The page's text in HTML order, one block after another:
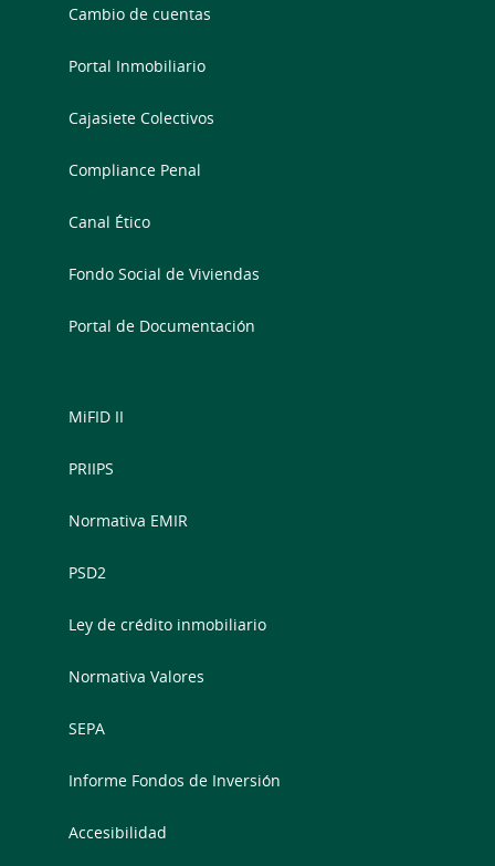
Cambio de cuentas
Portal Inmobiliario
Cajasiete Colectivos
Compliance Penal
Canal Ético
Fondo Social de Viviendas
Portal de Documentación
MiFID II
PRIIPS
Normativa EMIR
PSD2
Ley de crédito inmobiliario
Normativa Valores
SEPA
Informe Fondos de Inversión
Accesibilidad